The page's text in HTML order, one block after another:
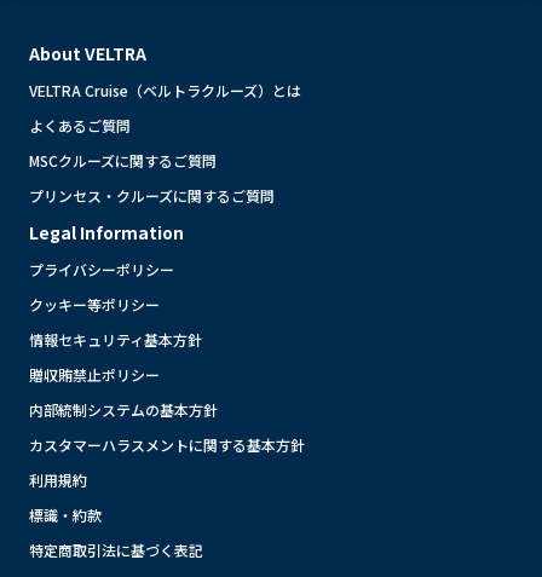
About VELTRA
VELTRA Cruise（ベルトラクルーズ）とは
よくあるご質問
MSCクルーズに関するご質問
プリンセス・クルーズに関するご質問
Legal Information
プライバシーポリシー
クッキー等ポリシー
情報セキュリティ基本方針
贈収賄禁止ポリシー
内部統制システムの基本方針
カスタマーハラスメントに関する基本方針
利用規約
標識・約款
特定商取引法に基づく表記